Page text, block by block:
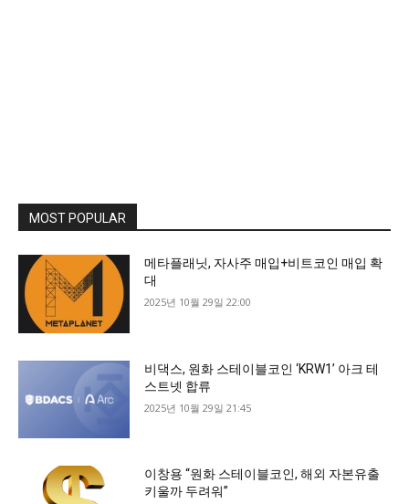
MOST POPULAR
메타플래닛, 자사주 매입+비트코인 매입 확
대
2025년 10월 29일 22:00
비댁스, 원화 스테이블코인 ‘KRW1’ 아크 테
스트넷 합류
2025년 10월 29일 21:45
이창용 “원화 스테이블코인, 해외 자본유출
키울까 두려워”